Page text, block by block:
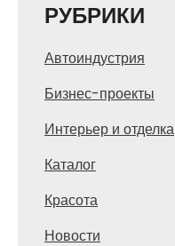
РУБРИКИ
Автоиндустрия
Бизнес-проекты
Интерьер и отделка
Каталог
Красота
Новости